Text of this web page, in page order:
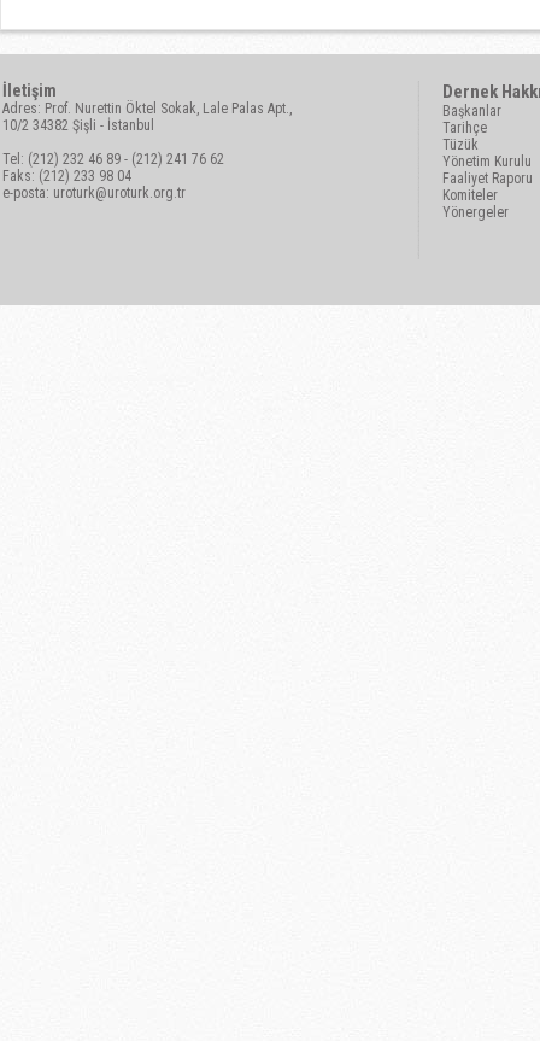
İletişim
Adres: Prof. Nurettin Öktel Sokak, Lale Palas Apt.,
10/2 34382 Şişli - İstanbul
Tel: (212) 232 46 89 - (212) 241 76 62
Faks: (212) 233 98 04
e-posta: uroturk@uroturk.org.tr
Dernek
Başkanlar
Tarihçe
Tüzük
Yönetim Kurulu
Faaliyet Raporu
Komiteler
Yönergeler